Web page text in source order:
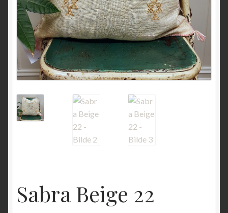
Sabra Beige 22